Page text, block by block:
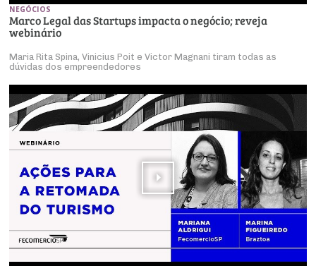
NEGÓCIOS
Marco Legal das Startups impacta o negócio; reveja
webinário
Maria Rita Spina, Vinicius Poit e Victor Magnani tiram todas as
dúvidas dos empreendedores